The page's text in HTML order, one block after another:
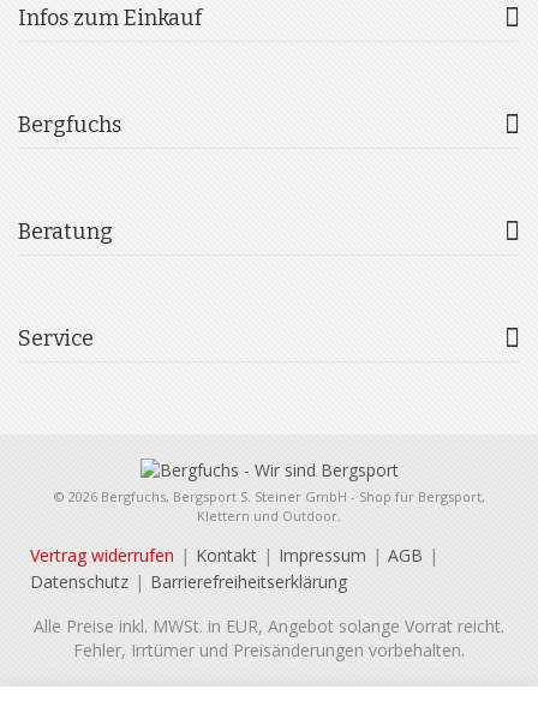
Infos zum Einkauf
Bergfuchs
Beratung
Service
© 2026 Bergfuchs, Bergsport S. Steiner GmbH - Shop für Bergsport,
Klettern und Outdoor.
Vertrag widerrufen Kontakt Impressum
AGB
Datenschutz
Barrierefreiheitserklärung
Alle Preise inkl. MWSt. in EUR, Angebot solange Vorrat reicht.
Fehler, Irrtümer und Preisänderungen vorbehalten.